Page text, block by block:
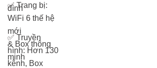
đình
✅Trang bị:
WiFi 6 thế hệ
mới
& Box thông
minh
✅ Truyền
hình: Hơn 130
kênh, Box